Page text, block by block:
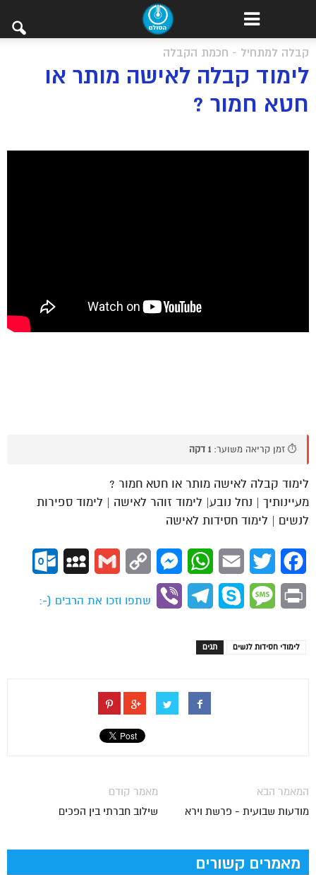
קבלה למתחיל - חכמת הקבלה
לימוד קבלה לאישה מותר או
חטא חמור ?
⏱️ זמן קריאה משוער: 1 דקה
לימוד קבלה לאישה מותר או חטא חמור ?
מעיינותיך | נחל נובע| לימוד זוהר לאישה | לימוד ספירות
לנשים | לימוד חסידות לאישה
Facebook
Twitter
Email
WhatsApp
Messenger
Copy
Gmail
MySpace
Print
Message
Skype
Telegram
Viber
שתפו וזכו את הרבים (-:
תגים לימודי חסידות לנשים
מאמר קודם
שילוב חברתי בין הפכים
המאמר הבא
מודעות שבועית - פרשת וירא
מאמרים קשורים